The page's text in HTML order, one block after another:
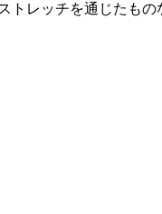
レッチを通じたも